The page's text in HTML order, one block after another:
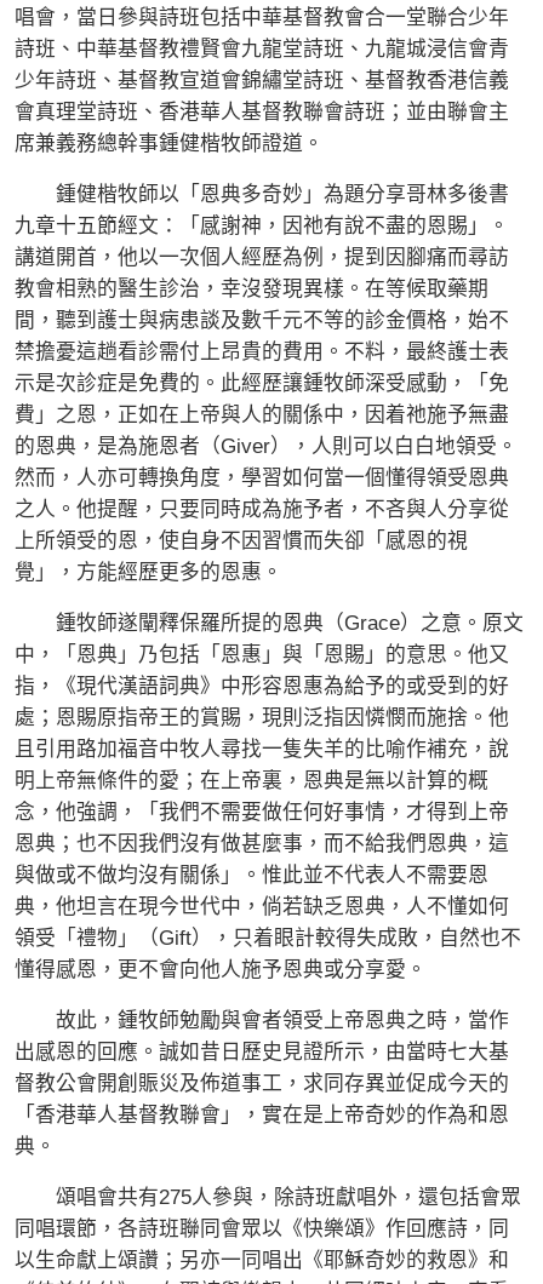
唱會，當日參與詩班包括中華基督教會合一堂聯合少年
詩班、中華基督教禮賢會九龍堂詩班、九龍城浸信會青
少年詩班、基督教宣道會錦繡堂詩班、基督教香港信義
會真理堂詩班、香港華人基督教聯會詩班；並由聯會主
席兼義務總幹事鍾健楷牧師證道。
鍾健楷牧師以「恩典多奇妙」為題分享哥林多後書
九章十五節經文：「感謝神，因祂有說不盡的恩賜」。
講道開首，他以一次個人經歷為例，提到因腳痛而尋訪
教會相熟的醫生診治，幸沒發現異樣。在等候取藥期
間，聽到護士與病患談及數千元不等的診金價格，始不
禁擔憂這趟看診需付上昂貴的費用。不料，最終護士表
示是次診症是免費的。此經歷讓鍾牧師深受感動，「免
費」之恩，正如在上帝與人的關係中，因着祂施予無盡
的恩典，是為施恩者（Giver），人則可以白白地領受。
然而，人亦可轉換角度，學習如何當一個懂得領受恩典
之人。他提醒，只要同時成為施予者，不吝與人分享從
上所領受的恩，使自身不因習慣而失卻「感恩的視
覺」，方能經歷更多的恩惠。
鍾牧師遂闡釋保羅所提的恩典（Grace）之意。原文
中，「恩典」乃包括「恩惠」與「恩賜」的意思。他又
指，《現代漢語詞典》中形容恩惠為給予的或受到的好
處；恩賜原指帝王的賞賜，現則泛指因憐憫而施捨。他
且引用路加福音中牧人尋找一隻失羊的比喻作補充，說
明上帝無條件的愛；在上帝裏，恩典是無以計算的概
念，他強調，「我們不需要做任何好事情，才得到上帝
恩典；也不因我們沒有做甚麼事，而不給我們恩典，這
與做或不做均沒有關係」。惟此並不代表人不需要恩
典，他坦言在現今世代中，倘若缺乏恩典，人不懂如何
領受「禮物」（Gift），只着眼計較得失成敗，自然也不
懂得感恩，更不會向他人施予恩典或分享愛。
故此，鍾牧師勉勵與會者領受上帝恩典之時，當作
出感恩的回應。誠如昔日歷史見證所示，由當時七大基
督教公會開創賑災及佈道事工，求同存異並促成今天的
「香港華人基督教聯會」，實在是上帝奇妙的作為和恩
典。
頌唱會共有275人參與，除詩班獻唱外，還包括會眾
同唱環節，各詩班聯同會眾以《快樂頌》作回應詩，同
以生命獻上頌讚；另亦一同唱出《耶穌奇妙的救恩》和